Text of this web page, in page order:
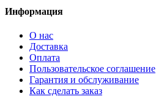
Информация
О нас
Доставка
Оплата
Пользовательское соглашение
Гарантия и обслуживание
Как сделать заказ